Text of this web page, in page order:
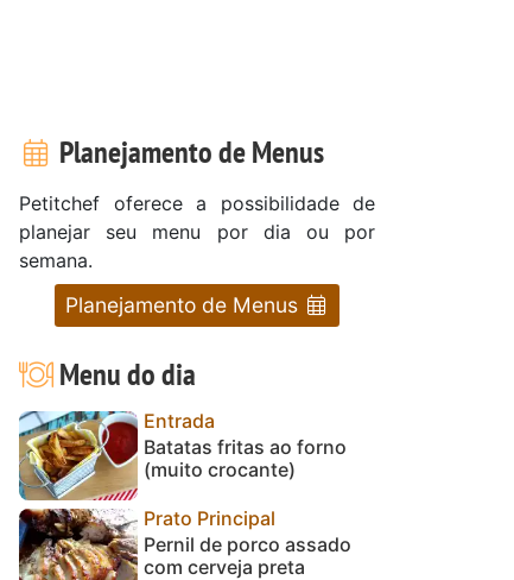
Planejamento de Menus
Petitchef oferece a possibilidade de
planejar seu menu por dia ou por
semana.
Planejamento de Menus
Menu do dia
Entrada
Batatas fritas ao forno
(muito crocante)
Prato Principal
Pernil de porco assado
com cerveja preta